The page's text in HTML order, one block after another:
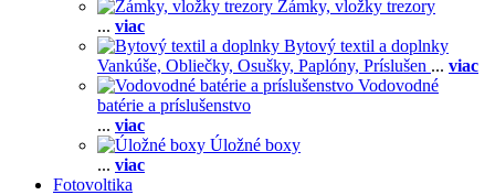
Zámky, vložky trezory
... viac
Bytový textil a doplnky
Vankúše, Obliečky, Osušky, Paplóny, Príslušen ... viac
Vodovodné
batérie a príslušenstvo
... viac
Úložné boxy
... viac
Fotovoltika